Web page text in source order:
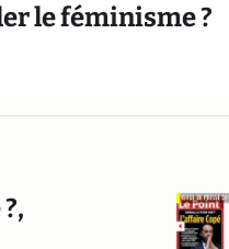
le féminisme ?